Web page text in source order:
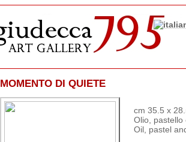
MOMENTO DI QUIETE
cm 35.5 x
Olio, pastello
Oil, pastel